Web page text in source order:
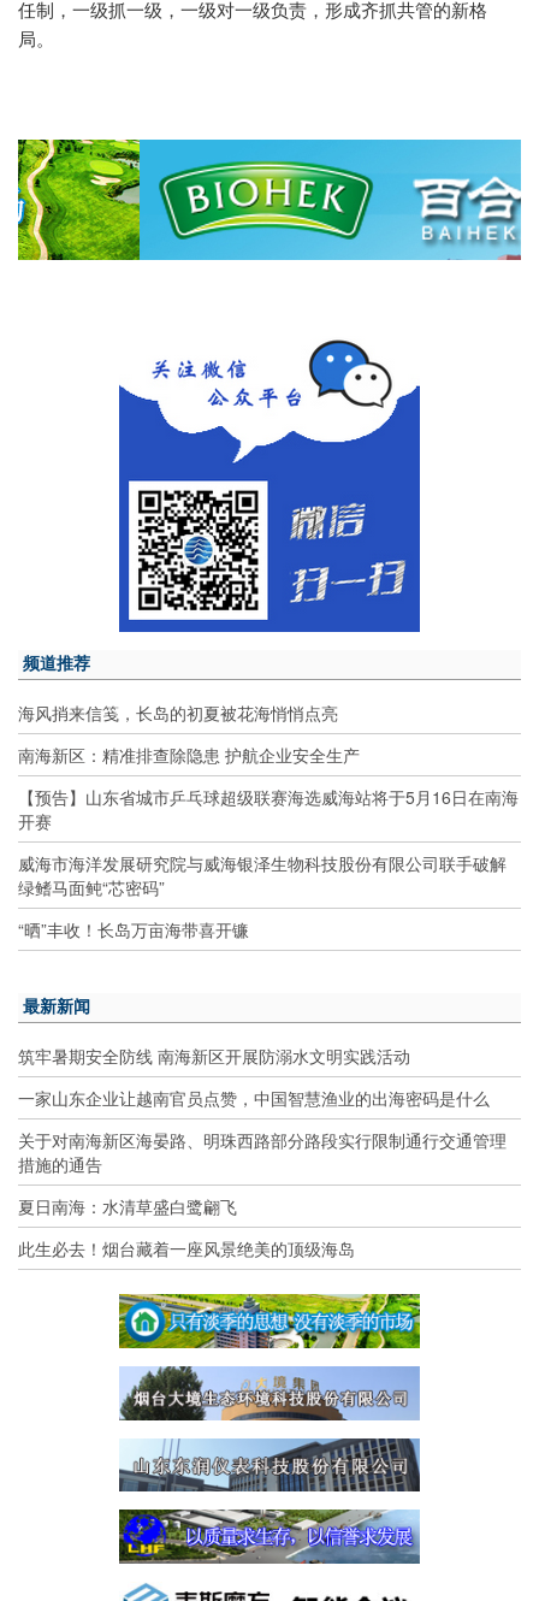
任制，一级抓一级，一级对一级负责，形成齐抓共管的新格
局。
频道推荐
海风捎来信笺，长岛的初夏被花海悄悄点亮
南海新区：精准排查除隐患 护航企业安全生产
【预告】山东省城市乒乓球超级联赛海选威海站将于5月16日在南海
开赛
威海市海洋发展研究院与威海银泽生物科技股份有限公司联手破解
绿鳍马面鲀“芯密码”
“晒”丰收！长岛万亩海带喜开镰
最新新闻
筑牢暑期安全防线 南海新区开展防溺水文明实践活动
一家山东企业让越南官员点赞，中国智慧渔业的出海密码是什么
关于对南海新区海晏路、明珠西路部分路段实行限制通行交通管理
措施的通告
夏日南海：水清草盛白鹭翩飞
此生必去！烟台藏着一座风景绝美的顶级海岛